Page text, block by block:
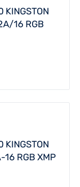
KINGSTON
16 RGB
KINGSTON
RGB XMP